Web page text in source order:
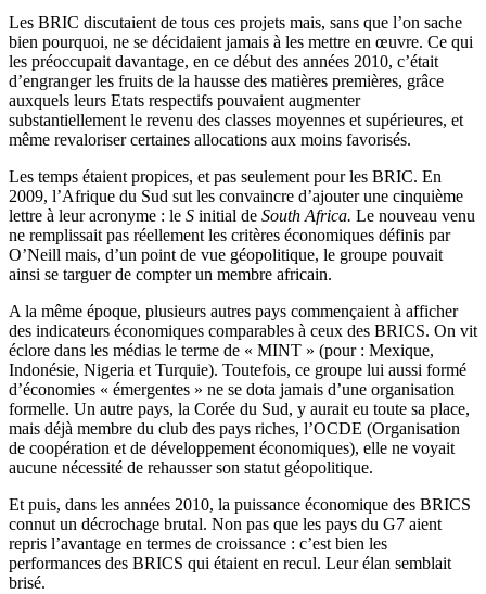
Les BRIC discutaient de tous ces projets mais, sans que l’on sache
bien pourquoi, ne se décidaient jamais à les mettre en œuvre. Ce qui
les préoccupait davantage, en ce début des années 2010, c’était
d’engranger les fruits de la hausse des matières premières, grâce
auxquels leurs Etats respectifs pouvaient augmenter
substantiellement le revenu des classes moyennes et supérieures, et
même revaloriser certaines allocations aux moins favorisés.
Les temps étaient propices, et pas seulement pour les BRIC. En
2009, l’Afrique du Sud sut les convaincre d’ajouter une cinquième
lettre à leur acronyme : le S initial de South Africa. Le nouveau venu
ne remplissait pas réellement les critères économiques définis par
O’Neill mais, d’un point de vue géopolitique, le groupe pouvait
ainsi se targuer de compter un membre africain.
A la même époque, plusieurs autres pays commençaient à afficher
des indicateurs économiques comparables à ceux des BRICS. On vit
éclore dans les médias le terme de « MINT » (pour : Mexique,
Indonésie, Nigeria et Turquie). Toutefois, ce groupe lui aussi formé
d’économies « émergentes » ne se dota jamais d’une organisation
formelle. Un autre pays, la Corée du Sud, y aurait eu toute sa place,
mais déjà membre du club des pays riches, l’OCDE (Organisation
de coopération et de développement économiques), elle ne voyait
aucune nécessité de rehausser son statut géopolitique.
Et puis, dans les années 2010, la puissance économique des BRICS
connut un décrochage brutal. Non pas que les pays du G7 aient
repris l’avantage en termes de croissance : c’est bien les
performances des BRICS qui étaient en recul. Leur élan semblait
brisé.